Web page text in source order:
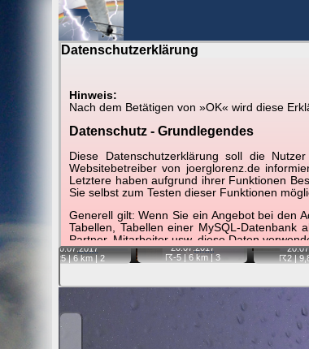
Datenschutzerklärung
Hinweis:
Nach dem Betätigen von »OK« wird diese
Datenschutz - Grundlegendes
Diese Datenschutzerklärung soll die
Websitebetreiber von joerglorenz.de
Letztere haben aufgrund ihrer Funktionen
Sie selbst zum Testen dieser Funktionen
Generell gilt: Wenn Sie ein Angebot bei den
Tabellen, Tabellen einer MySQL-
Partner, Mitarbeiter usw. diese Daten
Der Websitebetreiber nimmt Ihren
Datenschutzerklärung in regelmäßigen
Definitionen der verwendeten Begriffe (z.B.
Zugriffsdaten
Gewitter über Berlin: 20.07.2017
Tipp:Auf der Karte beim Einzelfoto
Video entfernt ist. Quelle der Blitzdaten:
20.07.2017
☈25| 6 km |2
📷
20.07.2017
☈-5| 6 km |3
📷
☈2|